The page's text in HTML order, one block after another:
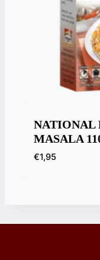
NATIONAL
MASALA
€1,95